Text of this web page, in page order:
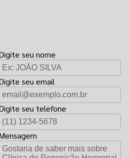
seu nome
seu email
seu telefone